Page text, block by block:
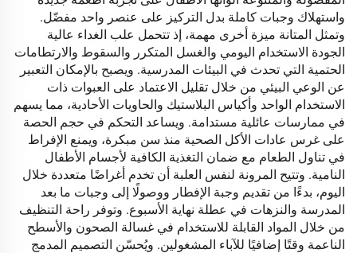
واستهلاك وجبات كاملة بدل التركيز على عنصر واحد مفضّل.
وتمثل المتانة ميزة أخرى مهمة، إذ تتحمل علب الغداء عالية
الجودة الاستخدام اليومي والغسل المتكرر والسقوط والارتطامات
الحتمية التي تحدث في البيئات المدرسية. ويصبح بالإمكان التعبير
عن الوعي البيئي من خلال تقليل الاعتماد على العبوات ذات
الاستخدام الواحد وأكياس البلاستيك والحاويات الأحادية، مما يسهم
في ممارسات عائلية مستدامة. ويساعد التحكم في حجم الحصة
على غرس عادات الأكل الصحية منذ سن مبكرة، ويمنع الإفراط
في تناول الطعام مع ضمان التغذية الكافية لأجسام الأطفال
النامية. وتتيح المرونة لنفس العلبة أن تخدم أغراضًا متعددة خلال
اليوم، بدءًا من تقديم وجبة الإفطار ووصولًا إلى وجبات ما بعد
المدرسة والنزهات في عطلة نهاية الأسبوع. وتوفر راحة التنظيف
من خلال المواد القابلة للاستخدام في غسالة الصحون والأسطح
الناعمة وقتًا إضافيًا للآباء المشغولين. ويُحسّن التصميم المدمج